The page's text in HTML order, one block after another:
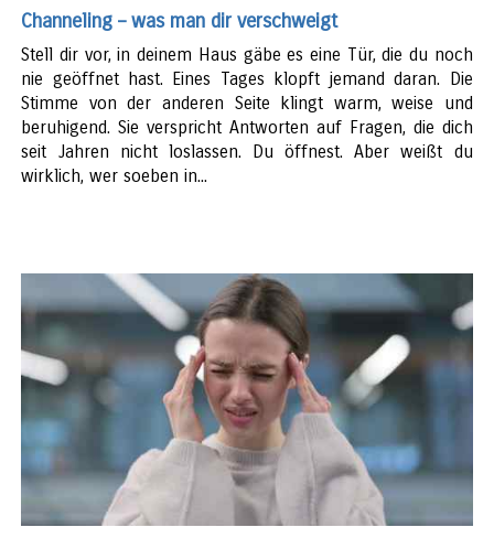
Channeling – was man dir verschweigt
Stell dir vor, in deinem Haus gäbe es eine Tür, die du noch
nie geöffnet hast. Eines Tages klopft jemand daran. Die
Stimme von der anderen Seite klingt warm, weise und
beruhigend. Sie verspricht Antworten auf Fragen, die dich
seit Jahren nicht loslassen. Du öffnest. Aber weißt du
wirklich, wer soeben in...